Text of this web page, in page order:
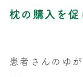
枕の購入を促
患者さんのゆ